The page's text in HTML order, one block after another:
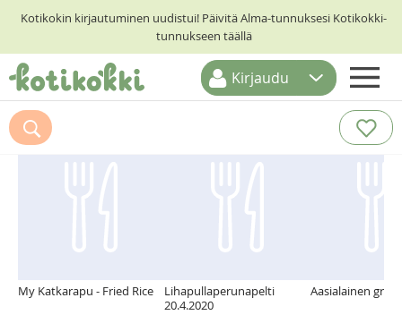
Kotikokin kirjautuminen uudistui! Päivitä Alma-tunnuksesi Kotikokki-
tunnukseen täällä
ETUSIVU
RESEPTIHAKU
Kirjaudu
Suosittelemme myös
My Katkarapu - Fried Rice
Lihapullaperunapelti
20.4.2020
Aasialainen